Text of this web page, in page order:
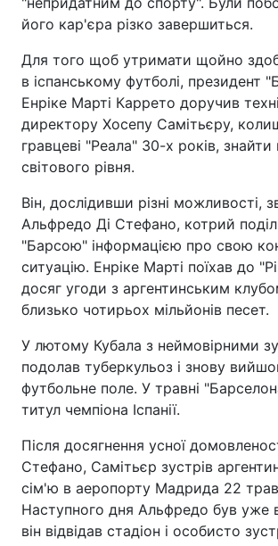
його кар'єра різко завершиться.
Для того щоб утримати щойно
в іспанському футболі, президент
Енріке Марті Каррето доручив
директору Хосепу Самітьєру,
гравцеві "Реала" 30-х років,
світового рівня.
Він, дослідивши різні можливості,
Альфредо Ді Стефано, котрий
"Барсою" інформацією про свою
ситуацію. Енріке Марті поїхав до
досяг угоди з аргентинським
близько чотирьох мільйонів песет.
У лютому Кубала з неймовірними
подолав туберкульоз і знову
футбольне поле. У травні
титул чемпіона Іспанії.
Після досягнення усної
Стефано, Самітьєр зустрів
сім'ю в аеропорту Мадрида 22
Наступного дня Альфредо був уже
він відвідав стадіон і особисто